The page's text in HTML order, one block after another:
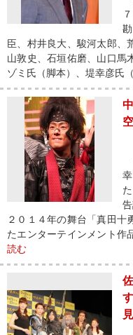
臣、村井良大、駿河太郎、
山敦史、石垣佑磨、山口馬
ゾミ氏（脚本）、堤幸彦氏
２０１４年の舞台「真田十
たエンターテインメント作
読む
見